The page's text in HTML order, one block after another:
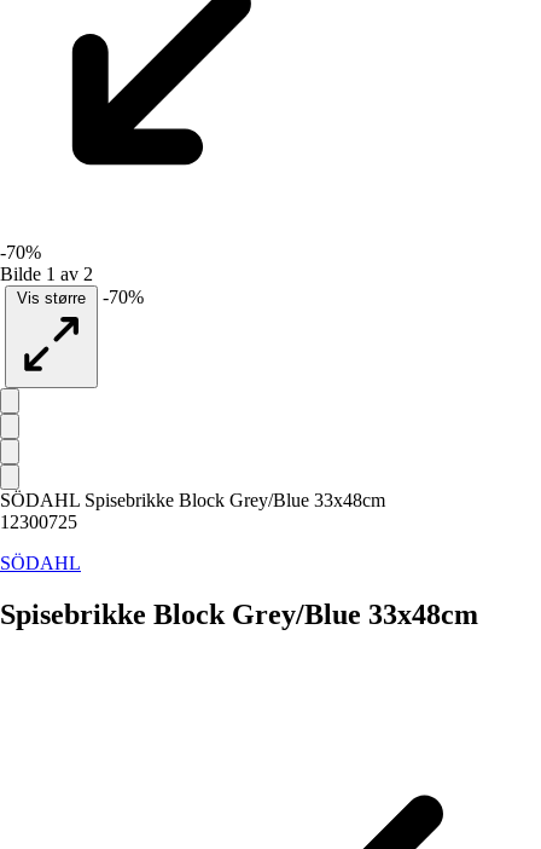
-70%
Bilde 1 av 2
Vis større -70%
SÖDAHL Spisebrikke Block Grey/Blue 33x48cm
12300725
SÖDAHL
Spisebrikke Block Grey/Blue 33x48cm